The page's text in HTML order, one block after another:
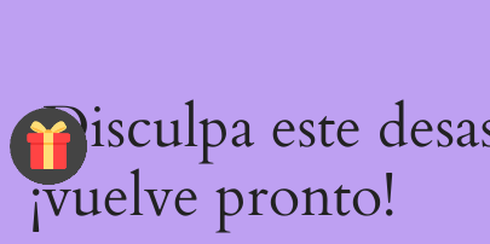
¡Disculpa este
¡vuelve pronto!